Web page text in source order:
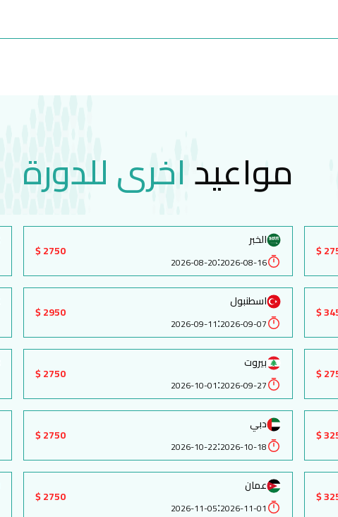
مواعيداخرى للدورة
الخبر
2026-08-16
:
2026-08-20
2750 $
اسطنبول
2026-09-07
:
2026-09-11
2950 $
بيروت
2026-09-27
:
2026-10-01
2750 $
دبي
2026-10-18
:
2026-10-22
2750 $
عمان
2026-11-01
:
2026-11-05
2750 $